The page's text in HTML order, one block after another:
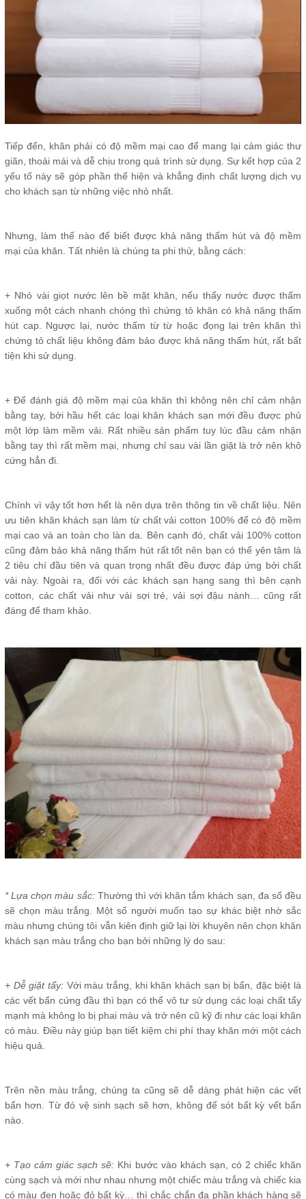
Tiếp đến, khăn phải có độ mềm mại cao để mang lại cảm giác thư
giãn, thoải mái và dễ chịu trong quá trình sử dụng. Sự kết hợp của 2
yếu tố này sẽ góp phần thể hiện và khẳng định chất lượng dịch vụ
cho khách sạn từ những việc nhỏ nhất.
Nhưng, làm thế nào để biết được khả năng thấm hút và độ mềm
mại của khăn. Tất nhiên là chúng ta phi thử, bằng cách:
+ Nhỏ vài giọt nước lên bề mặt khăn, nếu thấy nước được thấm
xuống một cách nhanh chóng thì chứng tỏ khăn có khả năng thấm
hút cap. Ngược lại, nước thấm từ từ hoặc đọng lại trên khăn thì
chứng tỏ chất liệu không đảm bảo được khả năng thấm hút, rất bất
tiện khi sử dụng.
+ Để đánh giá độ mềm mại của khăn thì không nên chỉ cảm nhận
bằng tay, bởi hầu hết các loại khăn khách sạn mới đều được phủ
một lớp làm mềm vải. Rất nhiều sản phẩm tuy lúc đầu cảm nhận
bằng tay thì rất mềm mại, nhưng chỉ sau vài lần giặt là trở nên khô
cứng hẳn đi.
Chính vì vậy tốt hơn hết là nên dựa trên thông tin về chất liệu. Nên
ưu tiên khăn khách sạn làm từ chất vải cotton 100% để có độ mềm
mại cao và an toàn cho làn da. Bên cạnh đó, chất vải 100% cotton
cũng đảm bảo khả năng thấm hút rất tốt nên bạn có thể yên tâm là
2 tiêu chí đầu tiên và quan trọng nhất đều được đáp ứng bởi chất
vải này. Ngoài ra, đối với các khách sạn hạng sang thì bên cạnh
cotton, các chất vải như vải sợi trẻ, vải sợi đậu nành… cũng rất
đáng để tham khảo.
* Lựa chọn màu sắc:Thường thì với khăn tắm khách sạn, đa số đều
sẽ chọn màu trắng. Một số người muốn tạo sự khác biệt nhờ sắc
màu nhưng chúng tôi vẫn kiên định giữ lại lời khuyên nên chọn khăn
khách sạn màu trắng cho bạn bởi những lý do sau:
+ Dễ giặt tẩy: Với màu trắng, khi khăn khách sạn bị bẩn, đặc biệt là
các vết bẩn cứng đầu thì bạn có thể vô tư sử dụng các loại chất tẩy
mạnh mà không lo bị phai màu và trở nên cũ kỹ đi như các loại khăn
có màu. Điều này giúp bạn tiết kiệm chi phí thay khăn mới một cách
hiệu quả.
Trên nền màu trắng, chúng ta cũng sẽ dễ dàng phát hiện các vết
bẩn hơn. Từ đó vệ sinh sạch sẽ hơn, không để sót bất kỳ vết bẩn
nào.
+ Tạo cảm giác sạch sẽ: Khi bước vào khách sạn, có 2 chiếc khăn
cùng sạch và mới như nhau nhưng một chiếc màu trắng và chiếc kia
có màu đen hoặc đỏ bất kỳ… thì chắc chắn đa phần khách hàng sẽ